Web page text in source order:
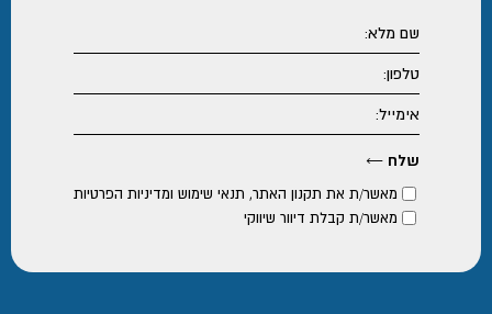
מאשר/ת את תקנון האתר, תנאי שימוש ומדיניות הפרטיות
מאשר/ת קבלת דיוור שיווקי